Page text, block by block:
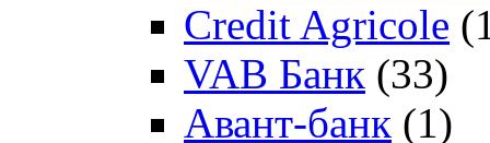
Credit Agricole
VAB Банк (33)
Авант-банк (1)